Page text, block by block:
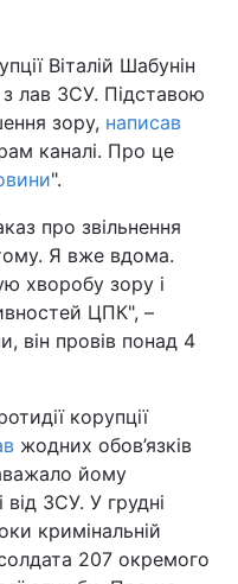
Погода
Віталій Шабунін
з лав ЗСУ. Підставою
зору, написав
каналі. Про це
".
про звільнення
Я вже вдома.
хворобу зору і
ЦПК", –
він провів понад 4
корупції
жодних обов’язків
йому
ЗСУ. У грудні
кримінальній
207 окремого